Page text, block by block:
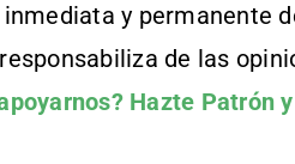
y permanente
de las
Hazte Patrón